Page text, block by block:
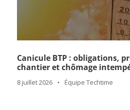
Canicule BTP : obligations,
chantier et chômage
8 juillet 2026 • Équipe Techtime